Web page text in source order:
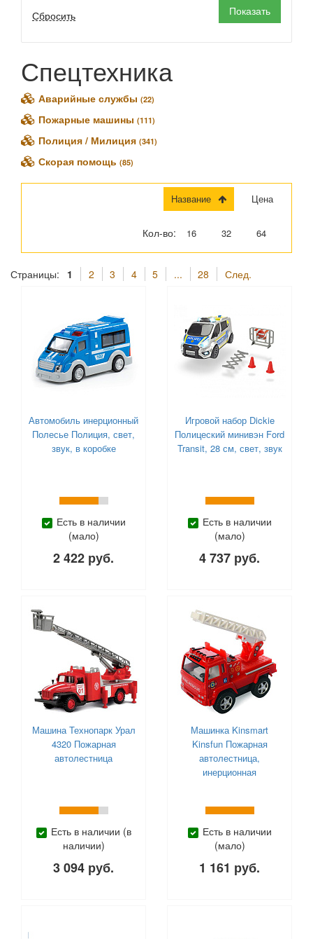
Играем Вместе (1)
Нордпласт (1)
Полесье (23)
Юг-Пласт (1)
Спецтехника
Аварийные службы (22)
Пожарные машины (111)
Полиция / Милиция (341)
Скорая помощь (85)
Название Цена
Кол-во: 16 32 64
Страницы: 1 2 3 4 5 ... 28 След.
Автомобиль инерционный
Полесье Полиция, свет,
звук, в коробке
Есть в наличии
(мало)
2 422 руб.
Игровой набор Dickie
Полицеский минивэн Ford
Transit, 28 см, свет, звук
Есть в наличии
(мало)
4 737 руб.
Машина Технопарк Урал
4320 Пожарная
автолестница
Есть в наличии (в
наличии)
3 094 руб.
Машинка Kinsmart
Kinsfun Пожарная
автолестница,
инерционная
Есть в наличии
(мало)
1 161 руб.